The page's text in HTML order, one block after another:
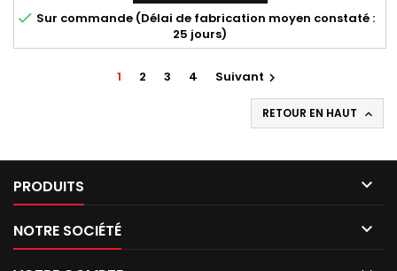
 Sur commande (Délai de fabrication moyen constaté :
25 jours)
1 2 3 4 Suivant 
RETOUR EN HAUT 
PRODUITS 
NOTRE SOCIÉTÉ 